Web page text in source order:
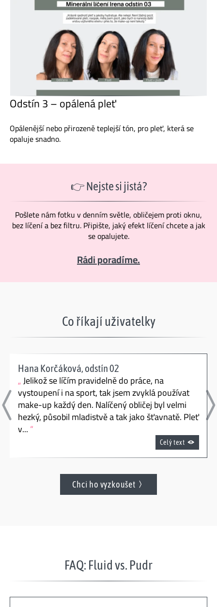
Odstín 3 – opálená pleť
Opálenější nebo přirozeně teplejší tón, pro pleť, která se
opaluje snadno.
👉 Nejste si jistá?
Pošlete nám fotku v denním světle, obličejem proti oknu,
bez líčení a bez filtru. Připište, jaký efekt líčení chcete a jak
se opalujete.
Rádi poradíme.
Co říkají uživatelky
Hana Korčáková, odstín 02
Jelikož se líčím pravidelně do práce, na
vystoupení i na sport, tak jsem zvyklá používat
make-up každý den. Nalíčený obličej byl velmi
hezký, působil mladistvě a tak jako šťavnatě. Pleť
v...
Celý text
Chci ho vyzkoušet
FAQ: Fluid vs. Pudr